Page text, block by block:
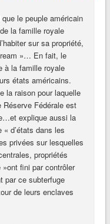
le peuple américain
la famille royale
sur sa propriété,
»… En fait, le
à la famille royale
états américains.
la raison pour laquelle
Fédérale est
explique aussi la
d’états dans les
privées sur lesquelles
propriétés
fini par contrôler
par ce subterfuge
de leurs enclaves